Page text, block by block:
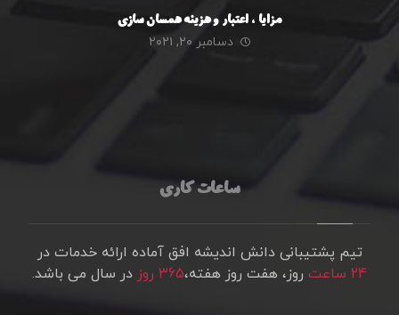
مزایا ، اعتبار و هزینه همسان سازی
دسامبر ۲۰, ۲۰۲۱
ساعات کاری
تیم پشتیبانی دانش اندیشه افق آماده ارائه خدمات در
24 ساعت
روز، هفت روز هفته،365 روز در سال می باشد.